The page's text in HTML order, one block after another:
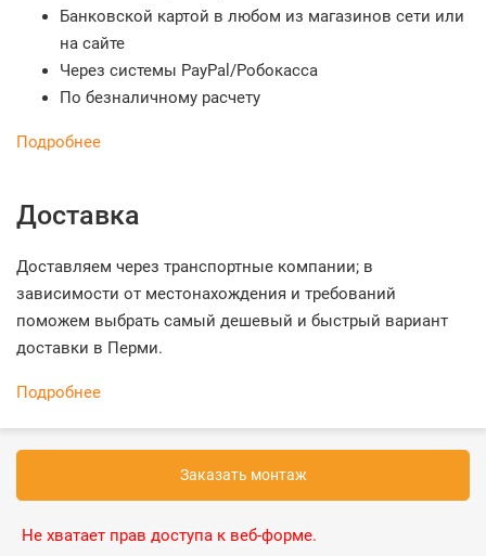
Банковской картой в любом из магазинов сети или
на сайте
Через системы PayPal/Робокасса
По безналичному расчету
Подробнее
Доставка
Доставляем через транспортные компании; в
зависимости от местонахождения и требований
поможем выбрать самый дешевый и быстрый вариант
доставки в Перми.
Подробнее
Заказать монтаж
Не хватает прав доступа к веб-форме.